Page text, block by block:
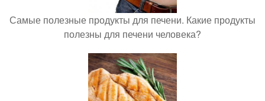
Самые полезные продукты для печени. Какие продукты
полезны для печени человека?